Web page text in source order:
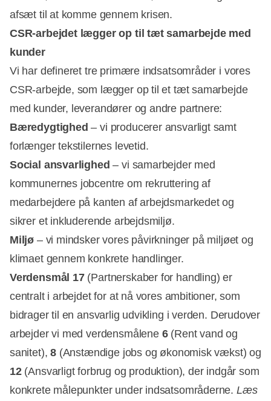
afsæt til at komme gennem krisen.
CSR-arbejdet lægger op til tæt samarbejde med
kunder
Vi har defineret tre primære indsatsområder i vores
CSR-arbejde, som lægger op til et tæt samarbejde
med kunder, leverandører og andre partnere:
Bæredygtighed – vi producerer ansvarligt samt
forlænger tekstilernes levetid.
Social ansvarlighed – vi samarbejder med
kommunernes jobcentre om rekruttering af
medarbejdere på kanten af arbejdsmarkedet og
sikrer et inkluderende arbejdsmiljø.
Miljø – vi mindsker vores påvirkninger på miljøet og
klimaet gennem konkrete handlinger.
Verdensmål 17(Partnerskaber for handling) er
centralt i arbejdet for at nå vores ambitioner, som
bidrager til en ansvarlig udvikling i verden. Derudover
arbejder vi med verdensmålene 6(Rent vand og
sanitet),8 (Anstændige jobs og økonomisk vækst) og
12(Ansvarligt forbrug og produktion), der indgår som
konkrete målepunkter under indsatsområderne. Læs